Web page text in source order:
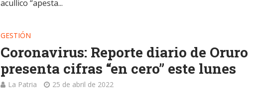
acullico “apesta...
GESTIÓN
Coronavirus: Reporte diario de Oruro
presenta cifras “en cero” este lunes
La Patria 25 de abril de 2022